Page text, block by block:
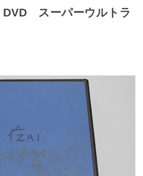
スーパーウルトラ